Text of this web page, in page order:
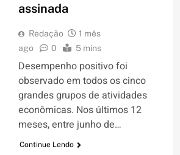
assinada
Redação
1 mês
ago
0 5 mins
Desempenho positivo foi
observado em todos os cinco
grandes grupos de atividades
econômicas. Nos últimos 12
meses, entre junho de…
Continue Lendo